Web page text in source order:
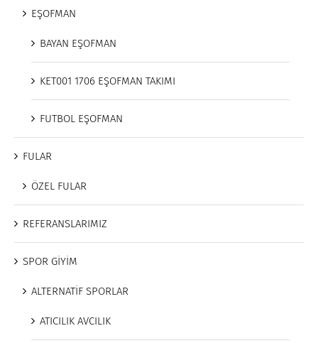
EŞOFMAN
BAYAN EŞOFMAN
KET001 1706 EŞOFMAN TAKIMI
FUTBOL EŞOFMAN
FULAR
ÖZEL FULAR
REFERANSLARIMIZ
SPOR GİYİM
ALTERNATİF SPORLAR
ATICILIK AVCILIK